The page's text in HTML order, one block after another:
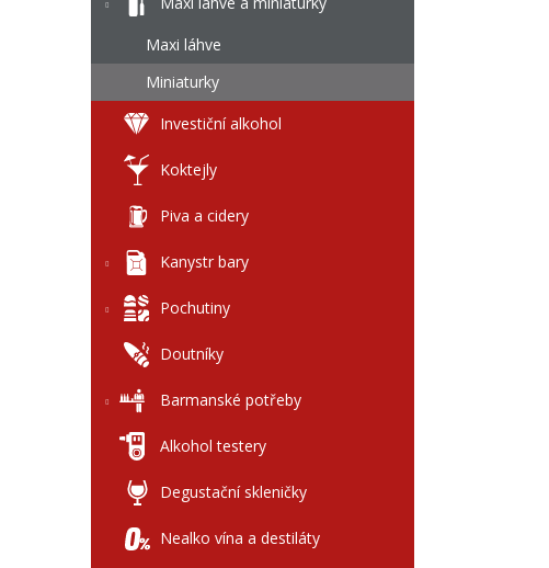
Maxi láhve
Miniaturky
Investiční alkohol
Koktejly
Piva a cidery
Kanystr bary
Pochutiny
Doutníky
Barmanské potřeby
Alkohol testery
Degustační skleničky
Nealko vína a destiláty